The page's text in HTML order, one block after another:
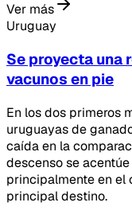
Ver más
Uruguay
Se proyecta una
vacunos en pie
En los dos primeros
uruguayas de
caída en la
descenso se
principalmente en el
principal destino.